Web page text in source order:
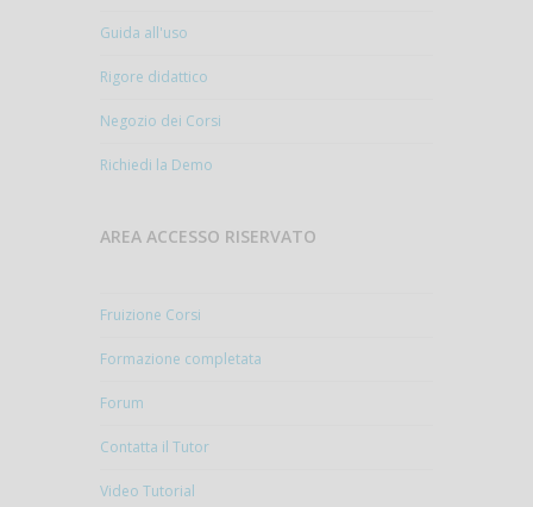
Guida all'uso
Rigore didattico
Negozio dei Corsi
Richiedi la Demo
AREA ACCESSO RISERVATO
Fruizione Corsi
Formazione completata
Forum
Contatta il Tutor
Video Tutorial